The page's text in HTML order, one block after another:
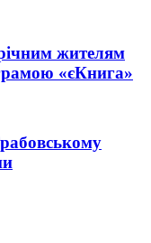
жителям
«єКнига»